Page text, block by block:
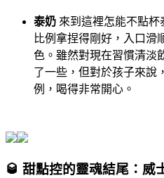
泰奶 來到這裡怎能不點
比例拿捏得剛好，入口滑
色。雖然對現在習慣清淡
了一些，但對於孩子來說
例，喝得非常開心。
🥃 甜點控的靈魂結尾：威